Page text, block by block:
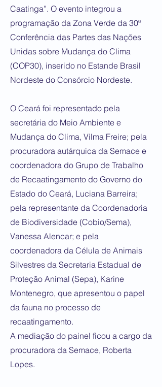
Caatinga”. O evento integrou a
programação da Zona Verde da 30ª
Conferência das Partes das Nações
Unidas sobre Mudança do Clima
(COP30), inserido no Estande Brasil
Nordeste do Consórcio Nordeste.
O Ceará foi representado pela
secretária do Meio Ambiente e
Mudança do Clima, Vilma Freire; pela
procuradora autárquica da Semace e
coordenadora do Grupo de Trabalho
de Recaatingamento do Governo do
Estado do Ceará, Luciana Barreira;
pela representante da Coordenadoria
de Biodiversidade (Cobio/Sema),
Vanessa Alencar; e pela
coordenadora da Célula de Animais
Silvestres da Secretaria Estadual de
Proteção Animal (Sepa), Karine
Montenegro, que apresentou o papel
da fauna no processo de
recaatingamento.
A mediação do painel ficou a cargo da
procuradora da Semace, Roberta
Lopes.